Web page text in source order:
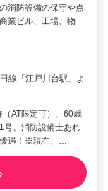
消防設備の保守や点
業ビル、工場、物
線「江戸川台駅」よ
AT限定可）、60歳
、消防設備士あれ
遇！※現在、…